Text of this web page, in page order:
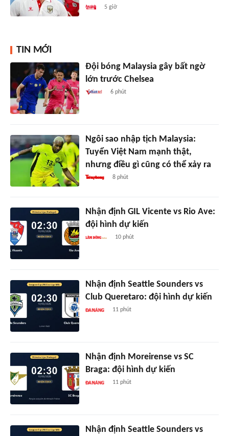
5 giờ
TIN MỚI
Đội bóng Malaysia gây bất ngờ
lớn trước Chelsea
6 phút
Ngôi sao nhập tịch Malaysia:
Tuyển Việt Nam mạnh thật,
nhưng điều gì cũng có thể xảy ra
8 phút
Nhận định GIL Vicente vs Rio Ave:
đội hình dự kiến
10 phút
Nhận định Seattle Sounders vs
Club Queretaro: đội hình dự kiến
11 phút
Nhận định Moreirense vs SC
Braga: đội hình dự kiến
11 phút
Nhận định Seattle Sounders vs